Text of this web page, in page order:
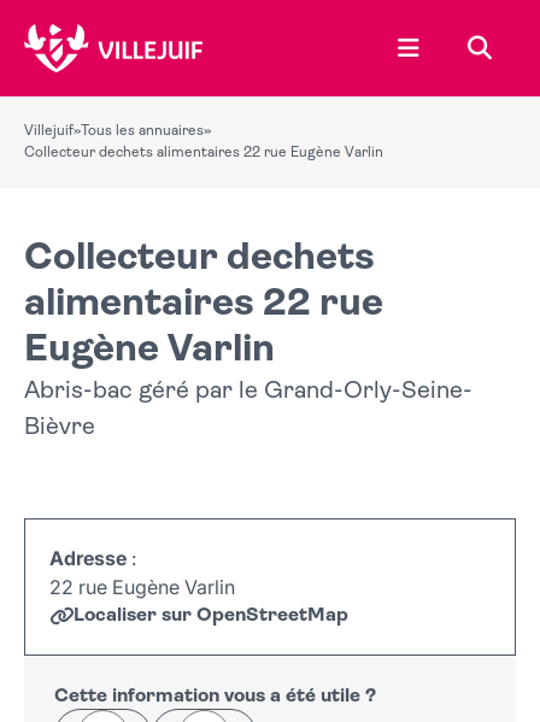
Ouvrir le
Villejuif» Tous les annuaires»
Collecteur dechets alimentaires 22 rue Eugène Varlin
Collecteur dechets
alimentaires 22 rue
Eugène Varlin
Abris-bac géré par le Grand-Orly-Seine-
Bièvre
Adresse :
22 rue Eugène Varlin
Localiser sur OpenStreetMap
+
−
Leaflet
Cette information vous a été utile ?